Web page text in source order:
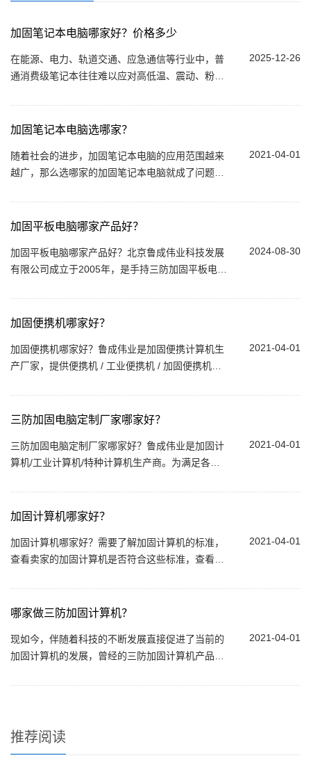
加固笔记本电脑哪家好？价格多少
2025-12-26
在能源、电力、轨道交通、应急通信等行业中，普
通消费级笔记本往往难以应对高低温、震动、粉
少行业用户的常见选择。那么，加固笔记本电脑...
加固笔记本电脑选哪家？
2021-04-01
随着社会的进步，加固笔记本电脑的应用范围越来
越广，那么选哪家的加固笔记本电脑就成了问题。
较好呢。作为加固笔记本行业的者，鲁成伟...
加固平板电脑哪家产品好？
2024-08-30
加固平板电脑哪家产品好？北京鲁成伟业科技发展
有限公司成立于2005年，是手持三防加固平板电脑
化、烟草、电力、医疗、安防、铁...
加固便携机哪家好？
2021-04-01
加固便携机哪家好？鲁成伟业是加固便携计算机生
产厂家，提供便携机 / 工业便携机 / 加固便携机。
加固计算机生产供应商。...
三防加固电脑定制厂家哪家好？
2021-04-01
三防加固电脑定制厂家哪家好？鲁成伟业是加固计
算机/工业计算机/特种计算机生产商。为满足各行
务，可结合您的需求对机器进行定制。...
加固计算机哪家好？
2021-04-01
加固计算机哪家好？需要了解加固计算机的标准，
查看卖家的加固计算机是否符合这些标准，查看卖
等级、电磁兼容、高低温、度振动冲击...
哪家做三防加固计算机？
2021-04-01
现如今，伴随着科技的不断发展直接促进了当前的
加固计算机的发展，曾经的三防加固计算机产品现
家都能够制作这种类型的加固型产品。哪家...
推荐阅读